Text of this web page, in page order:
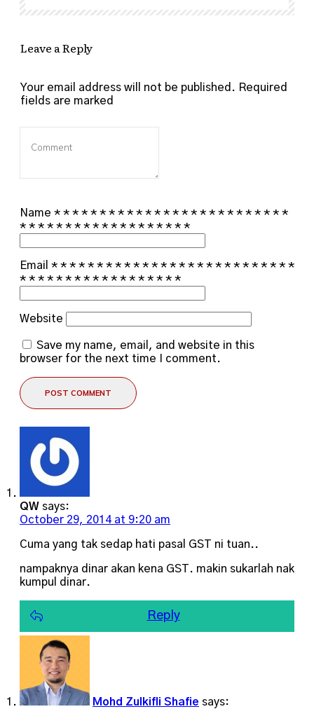
Leave a Reply
Your email address will not be published. Required
fields are marked
Name * * * * * * * * * * * * * * * * * * * * * * * * * *
* * * * * * * * * * * * * * * * * * *
Email * * * * * * * * * * * * * * * * * * * * * * * * * * *
* * * * * * * * * * * * * * * * * *
Website
Save my name, email, and website in this
browser for the next time I comment.
POST COMMENT
QW says:
October 29, 2014 at 9:20 am
Cuma yang tak sedap hati pasal GST ni tuan..
nampaknya dinar akan kena GST. makin sukarlah nak
kumpul dinar.
Reply
Mohd Zulkifli Shafie says: